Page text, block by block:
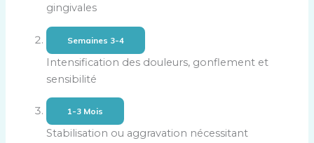
gingivales
Semaines 3-4
Intensification des douleurs, gonflement et
sensibilité
1-3 Mois
Stabilisation ou aggravation nécessitant